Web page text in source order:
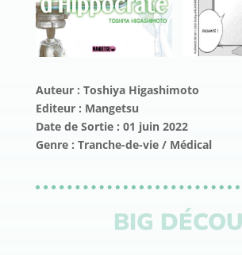
Auteur : Toshiya Higashimoto
Editeur : Mangetsu
Date de Sortie : 01 juin 2022
Genre : Tranche-de-vie / Médical
BIG